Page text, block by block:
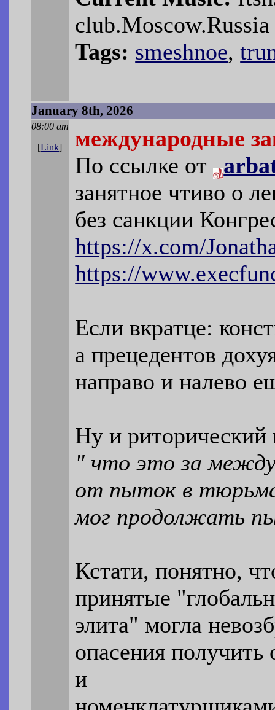
club.Moscow.Russia
Tags: smeshnoe,
January 8th, 2026
08:00 am
[Link]
международные
По ссылке от
занятное чтиво о
без санкции
https://x.com/
https://
Если вкратце:
а прецедентов
направо и налево
Ну и риторический
" что это за
от пыток в
мог продолжать
Кстати, понятно,
принятые
элита" могла
опасения
и